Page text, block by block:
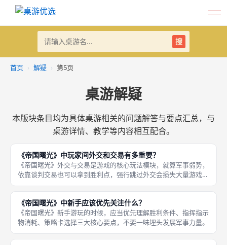
搜
首页 › 解疑 › 第5页
桌游解疑
本版块条目均为具体桌游相关的问题解答与要点汇总，与
桌游详情、教学等内容相互配合。
《帝国曙光》中玩家间外交和交易有多重要？
《帝国曙光》外交与交易是游戏的核心玩法模块，就算军事弱势，
依靠谈判交易也可以拿到胜利点，强行跳过外交会损失大量游戏乐
趣。
《帝国曙光》中新手应该优先关注什么？
《帝国曙光》新手游玩的时候，应当优先理解胜利条件、指挥指示
物消耗、策略卡选择三大核心要点，不要一味埋头发展军事力量。